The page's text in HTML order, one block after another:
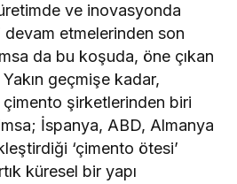
ve inovasyonda
devam etmelerinden son
da bu koşuda, öne çıkan
geçmişe kadar,
çimento şirketlerinden biri
İspanya, ABD, Almanya
‘çimento ötesi’
küresel bir yapı